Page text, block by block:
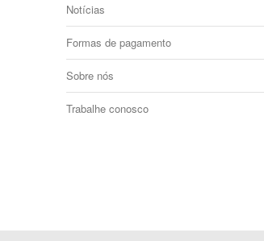
Notícias
Formas de pagamento
Sobre nós
Trabalhe conosco